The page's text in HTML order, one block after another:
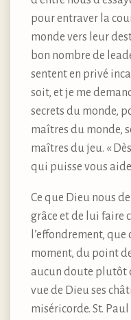
pour entraver la
monde vers leur
bon nombre de
sentent en privé
soit, et je me
secrets du monde,
maîtres du monde,
maîtres du jeu. «
qui puisse vous
Ce que Dieu nous
grâce et de lui faire
l’effondrement,
moment, du point
aucun doute plutôt
vue de Dieu ses
miséricorde. St. Paul